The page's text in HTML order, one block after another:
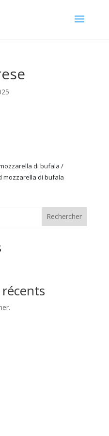
di bufala /
mozzarella di bufala
Rechercher